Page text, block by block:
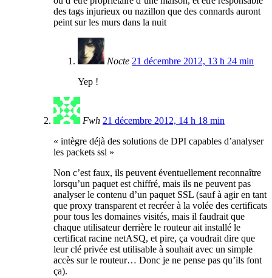
des tags injurieux ou nazillon que des connards auront
peint sur les murs dans la nuit
Nocte 21 décembre 2012, 13 h 24 min
Yep !
Fwh 21 décembre 2012, 14 h 18 min
« intègre déjà des solutions de DPI capables d’analyser
les packets ssl »
Non c’est faux, ils peuvent éventuellement reconnaître
lorsqu’un paquet est chiffré, mais ils ne peuvent pas
analyser le contenu d’un paquet SSL (sauf à agir en tant
que proxy transparent et recréer à la volée des certificats
pour tous les domaines visités, mais il faudrait que
chaque utilisateur derrière le routeur ait installé le
certificat racine netASQ, et pire, ça voudrait dire que
leur clé privée est utilisable à souhait avec un simple
accès sur le routeur… Donc je ne pense pas qu’ils font
ça).